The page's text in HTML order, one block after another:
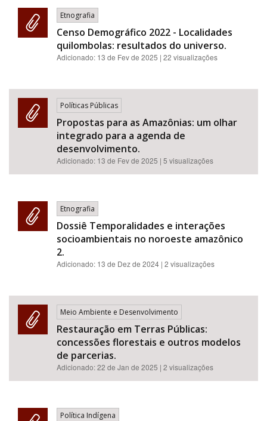
Etnografia
Censo Demográfico 2022 - Localidades
quilombolas: resultados do universo.
Adicionado: 13 de Fev de 2025 | 22 visualizações
Políticas Públicas
Propostas para as Amazônias: um olhar
integrado para a agenda de
desenvolvimento.
Adicionado: 13 de Fev de 2025 | 5 visualizações
Etnografia
Dossiê Temporalidades e interações
socioambientais no noroeste amazônico
2.
Adicionado: 13 de Dez de 2024 | 2 visualizações
Meio Ambiente e Desenvolvimento
Restauração em Terras Públicas:
concessões florestais e outros modelos
de parcerias.
Adicionado:22 de Jan de 2025 | 2 visualizações
Política Indígena